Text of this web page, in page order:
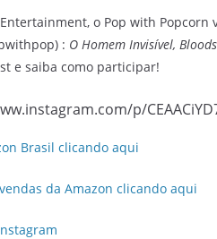
o Pop with Popcorn
: O Homem Invisível,
e saiba como participar!
p/
Brasil clicando aqui
da Amazon clicando aqui